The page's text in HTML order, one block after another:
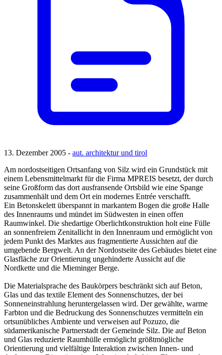
13. Dezember 2005 - aut. architektur und tirol
Am nordostseitigen Ortsanfang von Silz wird ein Grundstück mit
einem Lebensmittelmarkt für die Firma MPREIS besetzt, der durch
seine Großform das dort ausfransende Ortsbild wie eine Spange
zusammenhält und dem Ort ein modernes Entrée verschafft.
Ein Betonskelett überspannt in markantem Bogen die große Halle
des Innenraums und mündet im Südwesten in einen offen
Raumwinkel. Die shedartige Oberlichtkonstruktion holt eine Fülle
an sonnenfreiem Zenitallicht in den Innenraum und ermöglicht von
jedem Punkt des Marktes aus fragmentierte Aussichten auf die
umgebende Bergwelt. An der Nordostseite des Gebäudes bietet eine
Glasfläche zur Orientierung ungehinderte Aussicht auf die
Nordkette und die Mieminger Berge.
Die Materialsprache des Baukörpers beschränkt sich auf Beton,
Glas und das textile Element des Sonnenschutzes, der bei
Sonneneinstrahlung heruntergelassen wird. Der gewählte, warme
Farbton und die Bedruckung des Sonnenschutzes vermitteln ein
ortsunübliches Ambiente und verweisen auf Pozuzo, die
südamerikanische Partnerstadt der Gemeinde Silz. Die auf Beton
und Glas reduzierte Raumhülle ermöglicht größtmögliche
Orientierung und vielfältige Interaktion zwischen Innen- und